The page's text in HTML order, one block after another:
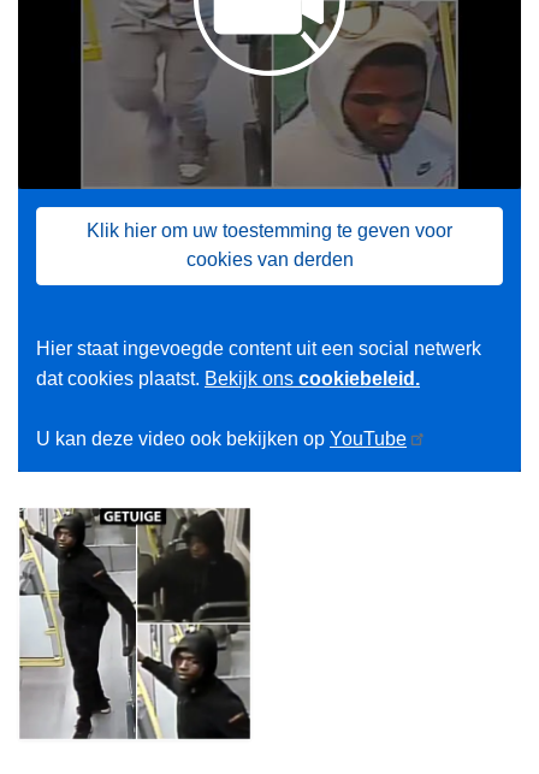
Klik hier om uw toestemming te geven voor
cookies van derden
Hier staat ingevoegde content uit een social netwerk
dat cookies plaatst. Bekijk ons cookiebeleid.
U kan deze video ook bekijken op YouTube